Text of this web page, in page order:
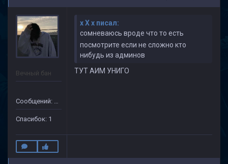
Вечный бан
Сообщений: 69
Спасибок: 1
x X x писал:
сомневаюсь вроде что то есть
посмотрите если не сложно кто
нибудь из админов
ТУТ АИМ УНИГО